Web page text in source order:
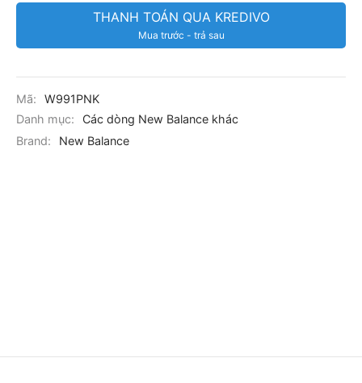
THANH TOÁN QUA KREDIVO
Mua trước - trả sau
Mã:
W991PNK
Danh mục:
Các dòng New Balance khác
Brand:
New Balance